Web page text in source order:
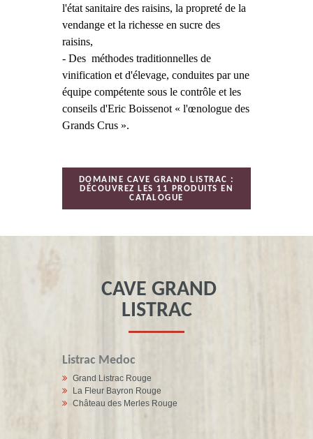
l'état sanitaire des raisins, la propreté de la
vendange et la richesse en sucre des
raisins,
- Des méthodes traditionnelles de
vinification et d'élevage, conduites par une
équipe compétente sous le contrôle et les
conseils d'Eric Boissenot « l'œnologue des
Grands Crus ».
DOMAINE CAVE GRAND LISTRAC :
DÉCOUVREZ LES 11 PRODUITS EN
CATALOGUE
CAVE GRAND
LISTRAC
Listrac Medoc
Grand Listrac Rouge
La Fleur Bayron Rouge
Château des Merles Rouge